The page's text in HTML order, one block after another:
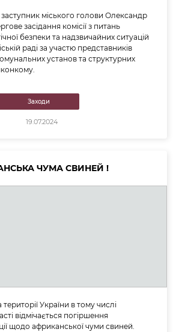
міського голови Олександр
засідання комісії з питань
безпеки та надзвичайних ситуацій
раді за участю представників
установ та структурних
Заходи
19.07.2024
ЧУМА СВИНЕЙ !
України в тому числі
відмічається погіршення
щодо африканської чуми свиней.